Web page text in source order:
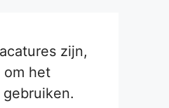
zijn,
om het